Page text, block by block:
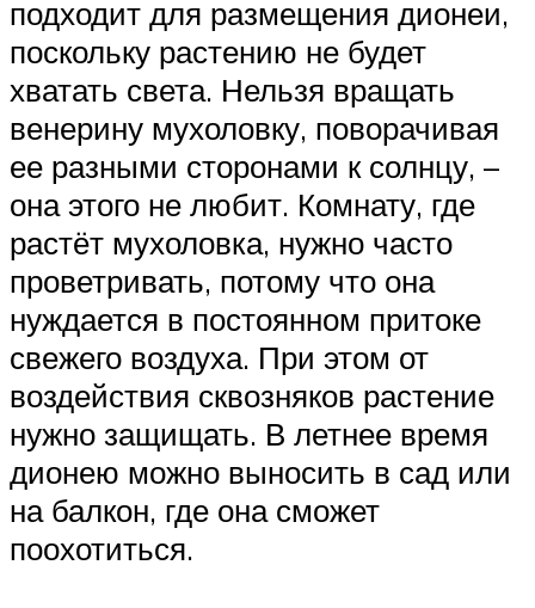
подходит для размещения дионеи,
поскольку растению не будет
хватать света. Нельзя вращать
венерину мухоловку, поворачивая
ее разными сторонами к солнцу, –
она этого не любит. Комнату, где
растёт мухоловка, нужно часто
проветривать, потому что она
нуждается в постоянном притоке
свежего воздуха. При этом от
воздействия сквозняков растение
нужно защищать. В летнее время
дионею можно выносить в сад или
на балкон, где она сможет
поохотиться.